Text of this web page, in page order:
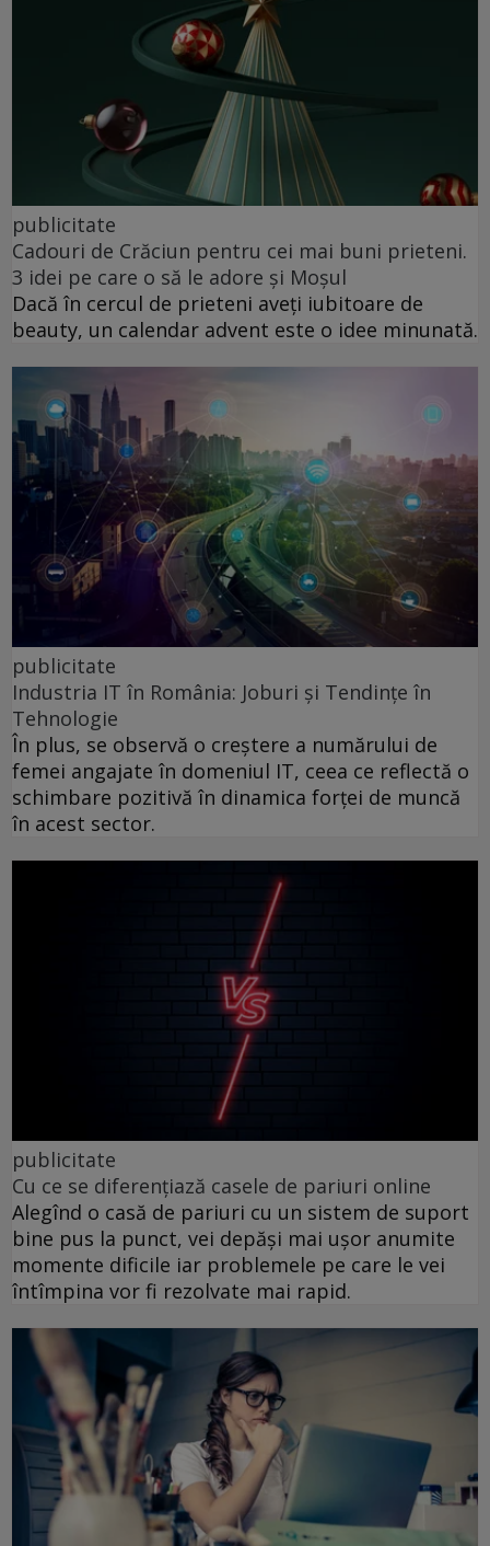
publicitate
Cadouri de Crăciun pentru cei mai buni prieteni.
3 idei pe care o să le adore și Moșul
Dacă în cercul de prieteni aveți iubitoare de
beauty, un calendar advent este o idee minunată.
publicitate
Industria IT în România: Joburi și Tendințe în
Tehnologie
În plus, se observă o creștere a numărului de
femei angajate în domeniul IT, ceea ce reflectă o
schimbare pozitivă în dinamica forței de muncă
în acest sector.
publicitate
Cu ce se diferențiază casele de pariuri online
Alegînd o casă de pariuri cu un sistem de suport
bine pus la punct, vei depăși mai ușor anumite
momente dificile iar problemele pe care le vei
întîmpina vor fi rezolvate mai rapid.